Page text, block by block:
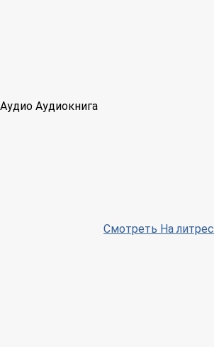
Аудио Аудиокнига
Смотреть На литрес